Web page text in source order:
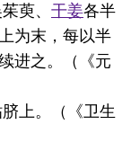
萸、 干姜各半
为末，每以半
进之。（《元
上。（《卫生